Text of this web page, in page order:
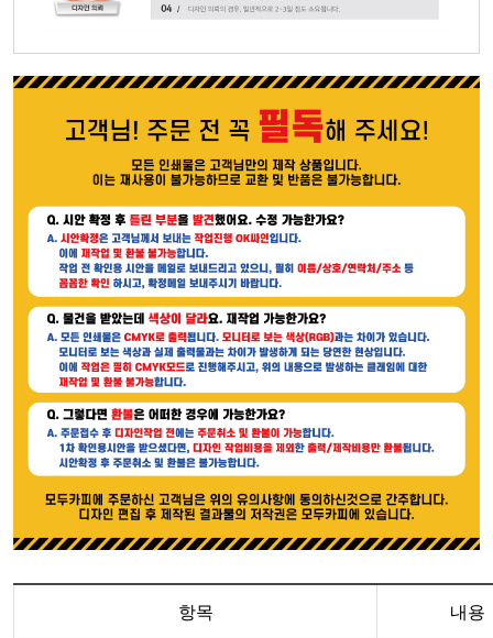
항목 내용